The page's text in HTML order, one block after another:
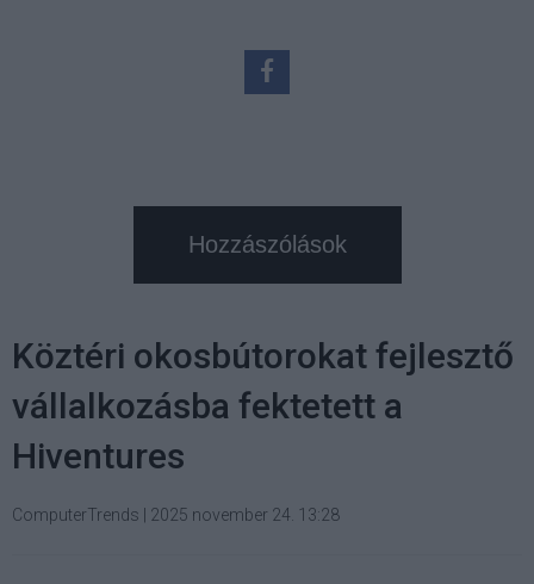
Hozzászólások
Köztéri okosbútorokat fejlesztő
vállalkozásba fektetett a
Hiventures
ComputerTrends 2025 november 24. 13:28